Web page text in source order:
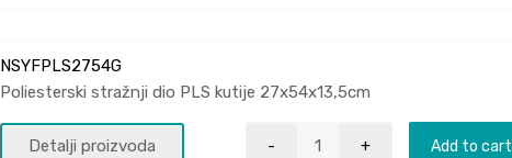
NSYFPLS2754G
Poliesterski stražnji dio PLS kutije 27x54x13,5cm
Detalji proizvoda Add to cart